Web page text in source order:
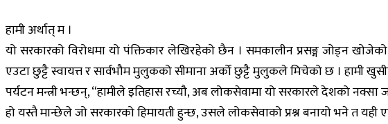
हामी अर्थात् म ।
यो सरकारको विरोधमा यो पंक्तिकार लेखिरहेको छैन । समकालीन प्रसङ्ग जोड्न
एउटा छुट्टै स्वायत्त र सार्वभौम मुलुकको सीमाना अर्को छुट्टै मुलुकले मिचेको छ । हामी
पर्यटन मन्त्री भन्छन्, “हामीले इतिहास रच्यौ, अब लोकसेवामा यो सरकारले देशको नक्सा
हो यस्तै मान्छेले जो सरकारको हिमायती हुन्छ, उसले लोकसेवाको प्रश्न बनायो भने त यही